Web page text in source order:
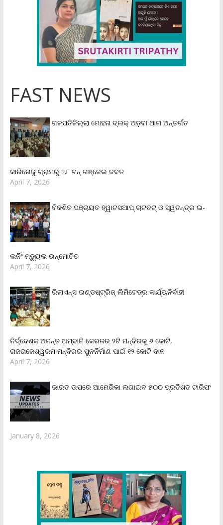
FAST NEWS
ଗଜପତିଜିଲ୍ଲା ମୋହନା ବ୍ଲକ୍‌ ଅଡ଼ବା ଥାନା ଅନ୍ତର୍ଗତ
କାରିଗେଜୁ ଗ୍ରାମରୁ ୨.୮ ଟନ୍ ଗଞ୍ଜେଇ ଜବତ
April 7, 2026
ବିକଶିତ ପଞ୍ଚାୟତ ହ୍ୱାଟସଆପ୍ ଚାଟବଟ୍ ଓ ସ୍ୱତନ୍ତ୍ର ଇ-
ଲର୍ନିଂ ମଡ୍ୟୁଲ ଉନ୍ମୋଚିତ
April 7, 2026
ରିଲାଏନ୍‌ସ ଇଣ୍ଡଷ୍ଟ୍ରିଜ୍ ଲିମିଟେଡ୍‌ର କାର୍ଯ୍ୟନିର୍ବାହୀ
ନିର୍ଦ୍ଦେଶକ ଅନନ୍ତ ଅମ୍ବାନି କେରଳର ୨ଟି ମନ୍ଦିରକୁ ୬ କୋଟି,
ରାଜରାଜେଶ୍ୱରମ ମନ୍ଦିରର ପୁନର୍ନିର୍ମାଣ ପାଇଁ ୧୨ କୋଟି ଦାନ
April 7, 2026
ଭାରତ ଉପରେ ଆମେରିକା ଲଗାଇବ ୫୦୦ ପ୍ରତିଶତ ଟାରିଫ
January 8, 2026